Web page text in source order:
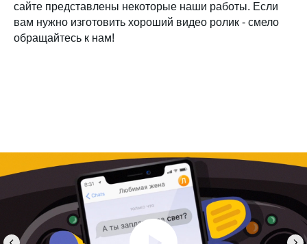
сайте представлены некоторые наши работы. Если
вам нужно изготовить хороший видео ролик - смело
обращайтесь к нам!